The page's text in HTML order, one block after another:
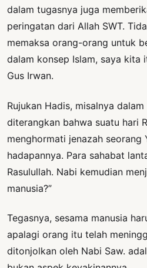
dalam tugasnya juga
peringatan dari Allah SWT.
memaksa orang-orang untuk
dalam konsep Islam, saya kita
Gus Irwan.
Rujukan Hadis, misalnya
diterangkan bahwa suatu hari
menghormati jenazah seorang
hadapannya. Para sahabat
Rasulullah. Nabi kemudian
manusia?”
Tegasnya, sesama manusia
apalagi orang itu telah
ditonjolkan oleh Nabi Saw.